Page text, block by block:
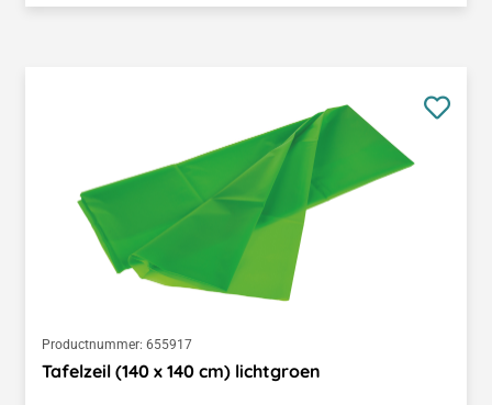
Productnummer: 655917
Tafelzeil (140 x 140 cm) lichtgroen